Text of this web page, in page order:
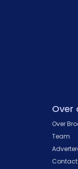
Over
Over
Team
Contact